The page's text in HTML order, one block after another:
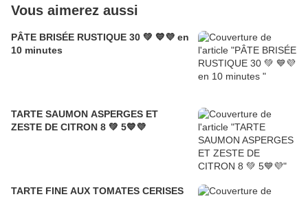
Vous aimerez aussi
PÂTE BRISÉE RUSTIQUE 30 💚 💙💜 en
10 minutes
TARTE SAUMON ASPERGES ET
ZESTE DE CITRON 8 💚 5💙💜
TARTE FINE AUX TOMATES CERISES